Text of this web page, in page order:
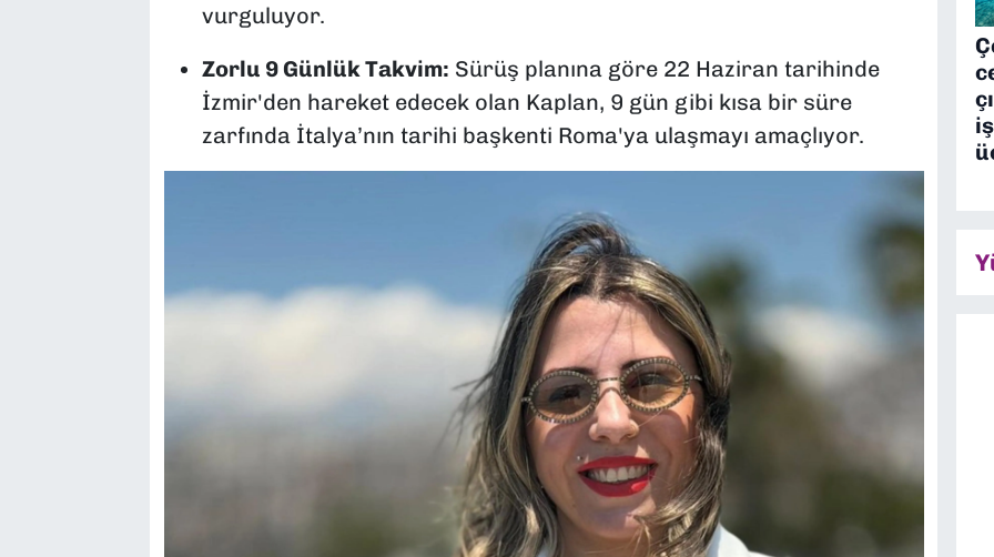
vurguluyor.
Zorlu 9 Günlük Takvim: Sürüş planına göre 22 Haziran tarihinde
İzmir'den hareket edecek olan Kaplan, 9 gün gibi kısa bir süre
zarfında İtalya’nın tarihi başkenti Roma'ya ulaşmayı amaçlıyor.